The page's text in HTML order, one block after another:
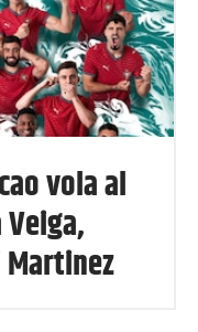
vola al
Veiga,